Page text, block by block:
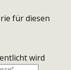
für diesen
wird